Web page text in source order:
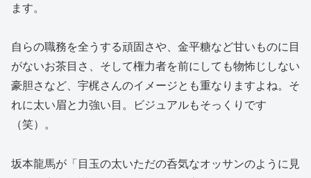
ます。
自らの職務を全うする頑固さや、金平糖など甘いものに目
がないお茶目さ、そして権力者を前にしても物怖じしない
豪胆さなど、宇梶さんのイメージとも重なりますよね。そ
れに太い眉と力強い目。ビジュアルもそっくりです
（笑）。
坂本龍馬が「目玉の太いただの呑気なオッサンのように見